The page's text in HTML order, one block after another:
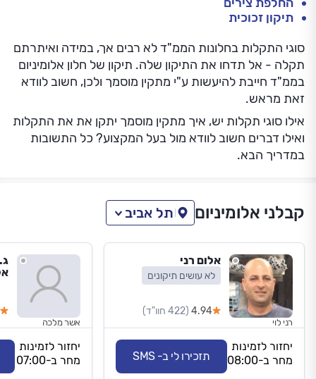
תיקון זכוכית
סוגי התקלות בחלונות הממ"ד לא רבים אך, במידה ואיתרתם
תקלה - אל תדחו את התיקון שלה. תיקון של חלון אלומיניום
בממ"ד חייבת להיעשות ע"י מתקין מוסמך ולכן, חשוב לוודא
זאת מראש.
אילו סוגי תקלות יש, איך מתקין מוסמך יתקן את את התקלות
ואילו דברים חשוב לוודא מול בעל המקצוע? כל התשובות
במדריך הבא.
קבלני אלומיניום תל אביב
אלום רני
לא עושים תיקונים
4.94 (422 חוו"ד)
רני לוי
יחזור לזמינות
מחר ב-08:00
תזכירו לי ב- SMS
אשר מלכה
יחזור לזמינות
מחר ב-07:00